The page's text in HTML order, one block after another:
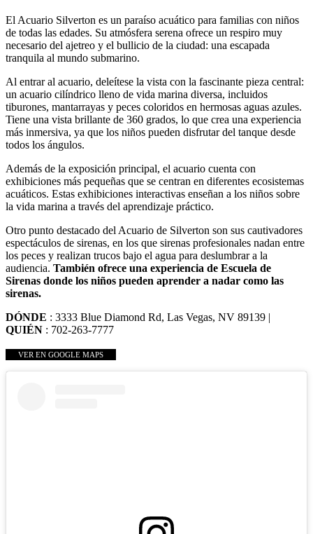
El Acuario Silverton es un paraíso acuático para familias con niños
de todas las edades. Su atmósfera serena ofrece un respiro muy
necesario del ajetreo y el bullicio de la ciudad: una escapada
tranquila al mundo submarino.
Al entrar al acuario, deleítese la vista con la fascinante pieza central:
un acuario cilíndrico lleno de vida marina diversa, incluidos
tiburones, mantarrayas y peces coloridos en hermosas aguas azules.
Tiene una vista brillante de 360 grados, lo que crea una experiencia
más inmersiva, ya que los niños pueden disfrutar del tanque desde
todos los ángulos.
Además de la exposición principal, el acuario cuenta con
exhibiciones más pequeñas que se centran en diferentes ecosistemas
acuáticos. Estas exhibiciones interactivas enseñan a los niños sobre
la vida marina a través del aprendizaje práctico.
Otro punto destacado del Acuario de Silverton son sus cautivadores
espectáculos de sirenas, en los que sirenas profesionales nadan entre
los peces y realizan trucos bajo el agua para deslumbrar a la
audiencia. También ofrece una experiencia de Escuela de
Sirenas donde los niños pueden aprender a nadar como las
sirenas.
DÓNDE : 3333 Blue Diamond Rd, Las Vegas, NV 89139 |
QUIÉN : 702-263-7777
VER EN GOOGLE MAPS